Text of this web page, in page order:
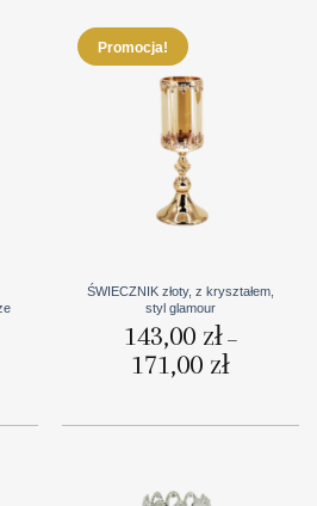
Promocja!
ŚWIECZNIK złoty, z kryształem,
styl glamour
143,00 zł –
171,00 złcen: